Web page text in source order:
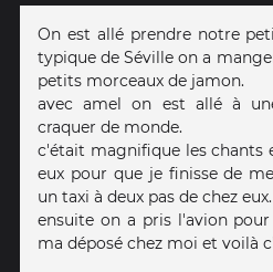
On est allé prendre notre
typique de Séville on a
petits morceaux de jamon.
avec amel on est allé à
craquer de monde.
c'était magnifique les chants
eux pour que je finisse de
un taxi à deux pas de chez eux.
ensuite on a pris l'avion pour
ma déposé chez moi et voilà